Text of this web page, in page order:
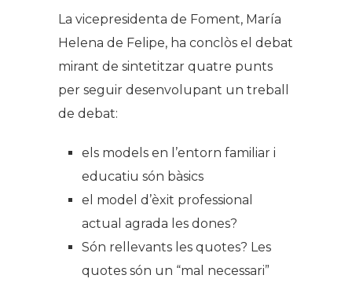
La vicepresidenta de Foment, María
Helena de Felipe, ha conclòs el debat
mirant de sintetitzar quatre punts
per seguir desenvolupant un treball
de debat:
els models en l’entorn familiar i
educatiu són bàsics
el model d’èxit professional
actual agrada les dones?
Són rellevants les quotes? Les
quotes són un “mal necessari”